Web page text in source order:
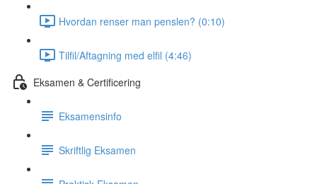
Hvordan renser man penslen? (0:10)
Tilfil/Aftagning med elfil (4:46)
Eksamen & Certificering
Eksamensinfo
Skriftlig Eksamen